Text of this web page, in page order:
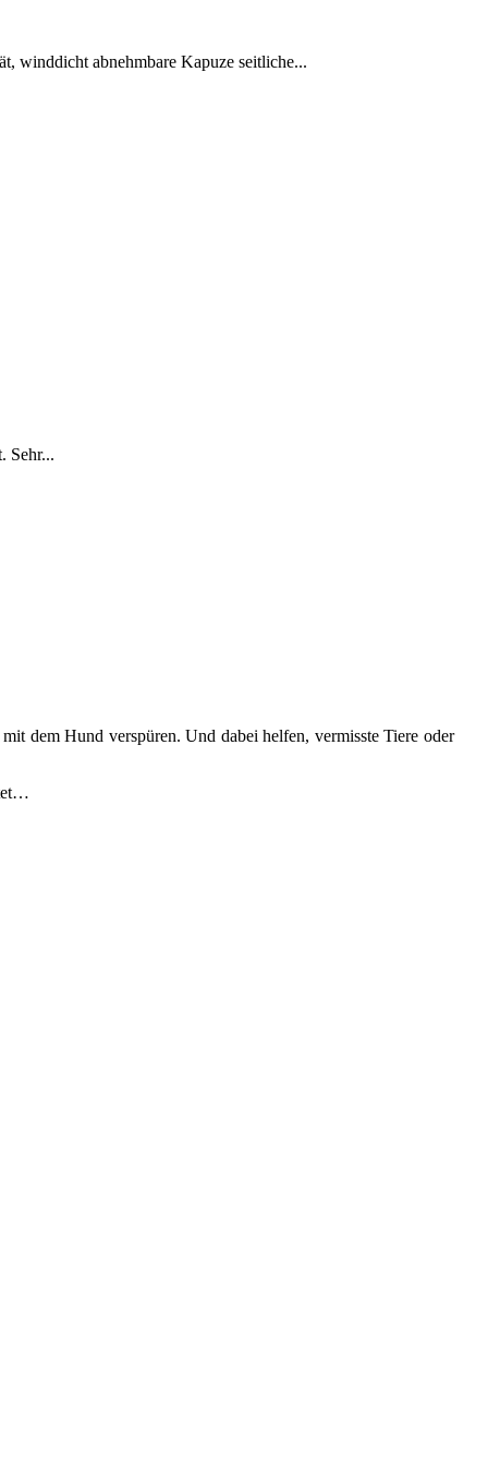
winddicht abnehmbare Kapuze seitliche...
Sehr...
dem Hund verspüren. Und dabei helfen, vermisste Tiere oder